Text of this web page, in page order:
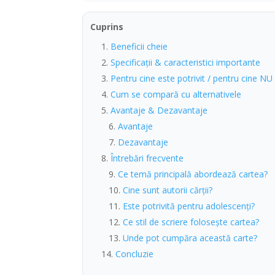
Cuprins
Beneficii cheie
Specificații & caracteristici importante
Pentru cine este potrivit / pentru cine
Cum se compară cu alternativele
Avantaje & Dezavantaje
Avantaje
Dezavantaje
Întrebări frecvente
Ce temă principală abordează cartea?
Cine sunt autorii cărții?
Este potrivită pentru adolescenți?
Ce stil de scriere folosește cartea?
Unde pot cumpăra această carte?
Concluzie